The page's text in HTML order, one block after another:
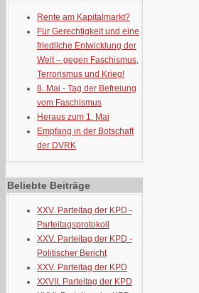
Rente am Kapitalmarkt?
Für Gerechtigkeit und eine
friedliche Entwicklung der
Welt – gegen Faschismus,
Terrorismus und Krieg!
8. Mai - Tag der Befreiung
vom Faschismus
Heraus zum 1. Mai
Empfang in der Botschaft
der DVRK
Beliebte Beiträge
XXV. Parteitag der KPD -
Parteitagsprotokoll
XXV. Parteitag der KPD -
Politischer Bericht
XXV. Parteitag der KPD
XXVII. Parteitag der KPD